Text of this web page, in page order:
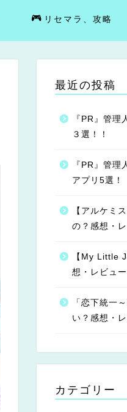
リセマラ、攻略
最近の投稿
『PR』管理
３選！！
『PR』管
アプリ5選！
【アルケミ
の？感想・レ
【My Little
想・レビュー
「恋下統一
い？感想・
カテゴリー